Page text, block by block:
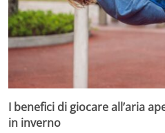
I benefici di giocare all’aria
in inverno